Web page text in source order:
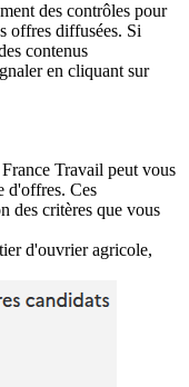
des contrôles pour
offres diffusées. Si
contenus
en cliquant sur
Travail peut vous
d'offres. Ces
des critères que vous
d'ouvrier agricole,